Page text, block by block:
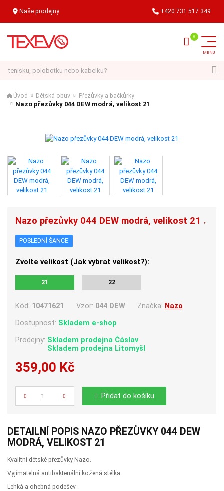
Naše prodejny +420 731 517 349
Úvod Dětská obuv Přezůvky a bačkůrky
Nazo přezůvky 044 DEW modrá, velikost 21
Nazo přezůvky 044 DEW modrá, velikost 21
POSLEDNÍ ŠANCE
Zvolte velikost (Jak vybrat velikost?):
21 22
Kód: 10471621 Vzor: 044 DEW Značka: Nazo
Dostupnost: Skladem e-shop
Prodejny: Skladem prodejna Čáslav
Skladem prodejna Litomyšl
359,00 Kč
Počet
Přidat do košíku
DETAILNÍ POPIS NAZO PŘEZŮVKY 044 DEW
MODRÁ, VELIKOST 21
Kvalitní dětské přezůvky Nazo.
Vyjímatelná antibakteriální kožená stélka.
Lehká a ohebná podešev.